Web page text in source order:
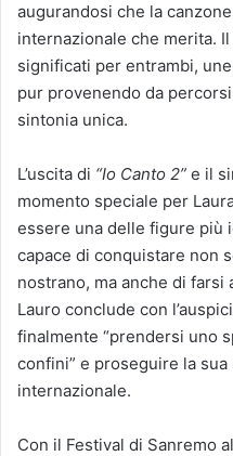
augurandosi che la
internazionale che merita.
significati per entrambi,
pur provenendo da
sintonia unica.
L’uscita di “Io Canto 2” e il
momento speciale per
essere una delle figure più
capace di conquistare non
nostrano, ma anche di
Lauro conclude con
finalmente “prendersi uno
confini” e proseguire la
internazionale.
Con il Festival di Sanremo